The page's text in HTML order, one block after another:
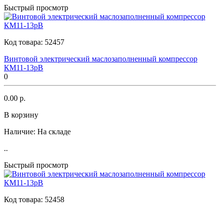
Быстрый просмотр
Код товара: 52457
Винтовой электрический маслозаполненный компрессор
КМ11-13рВ
0
0.00 р.
В корзину
Наличие: На складе
..
Быстрый просмотр
Код товара: 52458